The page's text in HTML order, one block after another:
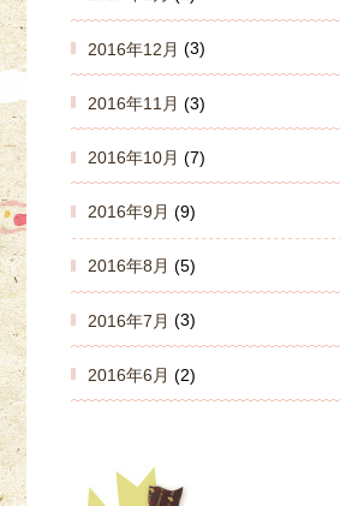
2016年12月 (3)
2016年11月 (3)
2016年10月 (7)
2016年9月 (9)
2016年8月 (5)
2016年7月 (3)
2016年6月 (2)